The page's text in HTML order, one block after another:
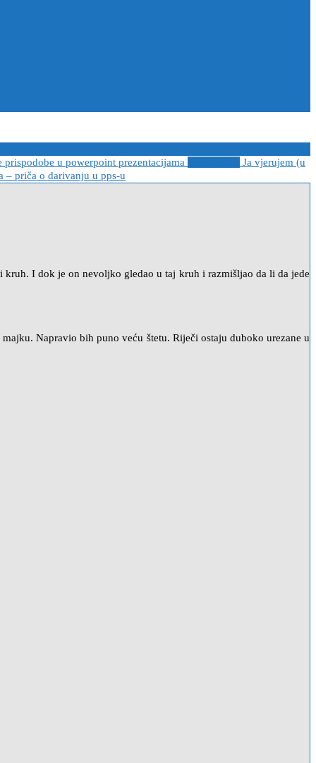
prispodobe u powerpoint prezentacijama
Ja vjerujem (u
– priča o darivanju u pps-u
I dok je on nevoljko gledao u taj kruh i razmišljao da li da jede
Napravio bih puno veću štetu. Riječi ostaju duboko urezane u